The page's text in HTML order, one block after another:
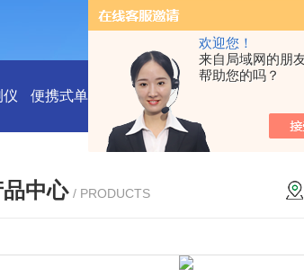
欢迎您！
来自局域网的朋
帮助您的吗？
仪 便携式单一气体检测仪
品中心 / PRODUCTS